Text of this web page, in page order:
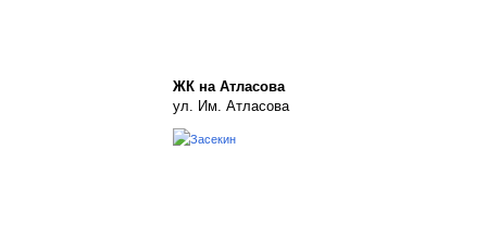
ЖК на Атласова
ул. Им. Атласова